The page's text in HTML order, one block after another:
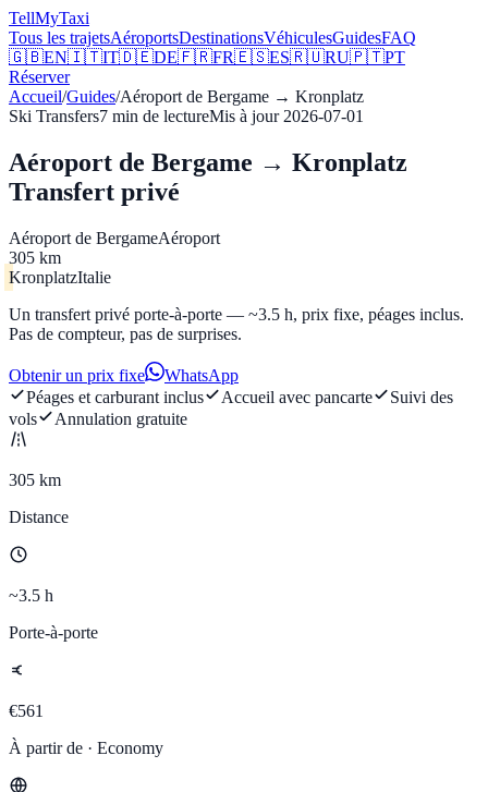
TellMyTaxi
Tous les trajetsAéroportsDestinationsVéhiculesGuidesFAQ
🇬🇧EN🇮🇹IT🇩🇪DE🇫🇷FR🇪🇸ES🇷🇺RU🇵🇹PT
Réserver
Accueil/Guides/Aéroport de Bergame → Kronplatz
Ski Transfers7 min de lectureMis à jour 2026-07-01
Aéroport de Bergame → Kronplatz
Transfert privé
Aéroport de BergameAéroport
305 km
KronplatzItalie
Un transfert privé porte-à-porte — ~3.5 h, prix fixe, péages inclus.
Pas de compteur, pas de surprises.
Obtenir un prix fixe
WhatsApp
Péages et carburant inclus
Accueil avec pancarte
Suivi des
vols
Annulation gratuite
305 km
Distance
~3.5 h
Porte-à-porte
€561
À partir de · Economy